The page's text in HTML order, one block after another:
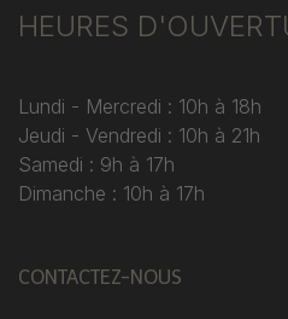
HEURES
Lundi - Mercredi : 10h à 18h
Jeudi - Vendredi : 10h à 21h
Samedi : 9h à 17h
Dimanche : 10h à 17h
CONTACTEZ-NOUS